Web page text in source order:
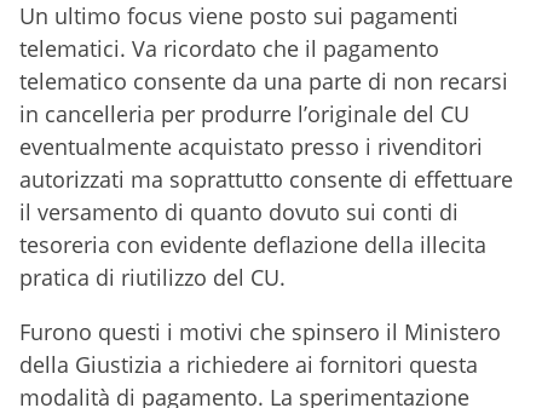
Un ultimo focus viene posto sui pagamenti
telematici. Va ricordato che il pagamento
telematico consente da una parte di non recarsi
in cancelleria per produrre l’originale del CU
eventualmente acquistato presso i rivenditori
autorizzati ma soprattutto consente di effettuare
il versamento di quanto dovuto sui conti di
tesoreria con evidente deflazione della illecita
pratica di riutilizzo del CU.
Furono questi i motivi che spinsero il Ministero
della Giustizia a richiedere ai fornitori questa
modalità di pagamento. La sperimentazione